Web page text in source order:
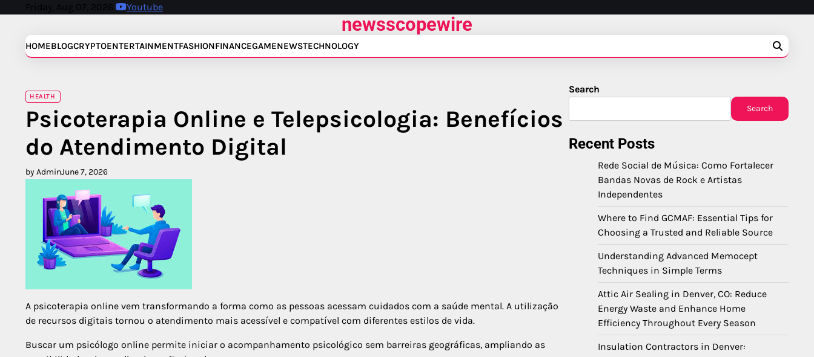
Friday, Aug 07, 2026 Youtube
newsscopewire
HOMEBLOGCRYPTOENTERTAINMENTFASHIONFINANCEGAMENEWSTECHNOLOGY
HEALTH
Psicoterapia Online e Telepsicologia: Benefícios
do Atendimento Digital
by AdminJune 7, 2026
A psicoterapia online vem transformando a forma como as pessoas acessam cuidados com a saúde mental. A utilização
de recursos digitais tornou o atendimento mais acessível e compatível com diferentes estilos de vida.
Buscar um psicólogo online permite iniciar o acompanhamento psicológico sem barreiras geográficas, ampliando as
Search
Search
Recent Posts
Rede Social de Música: Como Fortalecer
Bandas Novas de Rock e Artistas
Independentes
Where to Find GCMAF: Essential Tips for
Choosing a Trusted and Reliable Source
Understanding Advanced Memocept
Techniques in Simple Terms
Attic Air Sealing in Denver, CO: Reduce
Energy Waste and Enhance Home
Efficiency Throughout Every Season
Insulation Contractors in Denver: